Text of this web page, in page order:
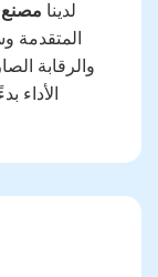
لدينا مصنع
المتقدمة
والرقابة
الأداء